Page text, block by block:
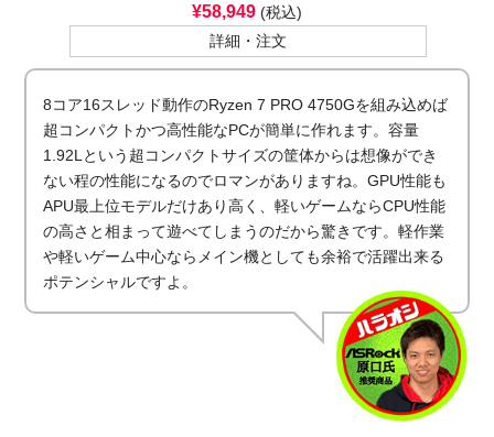
¥58,949 (税込)
詳細・注文
8コア16スレッド動作のRyzen 7 PRO 4750Gを組み込めば
超コンパクトかつ高性能なPCが簡単に作れます。容量
1.92Lという超コンパクトサイズの筐体からは想像ができ
ない程の性能になるのでロマンがありますね。GPU性能も
APU最上位モデルだけあり高く、軽いゲームならCPU性能
の高さと相まって遊べてしまうのだから驚きです。軽作業
や軽いゲーム中心ならメイン機としても余裕で活躍出来る
ポテンシャルですよ。